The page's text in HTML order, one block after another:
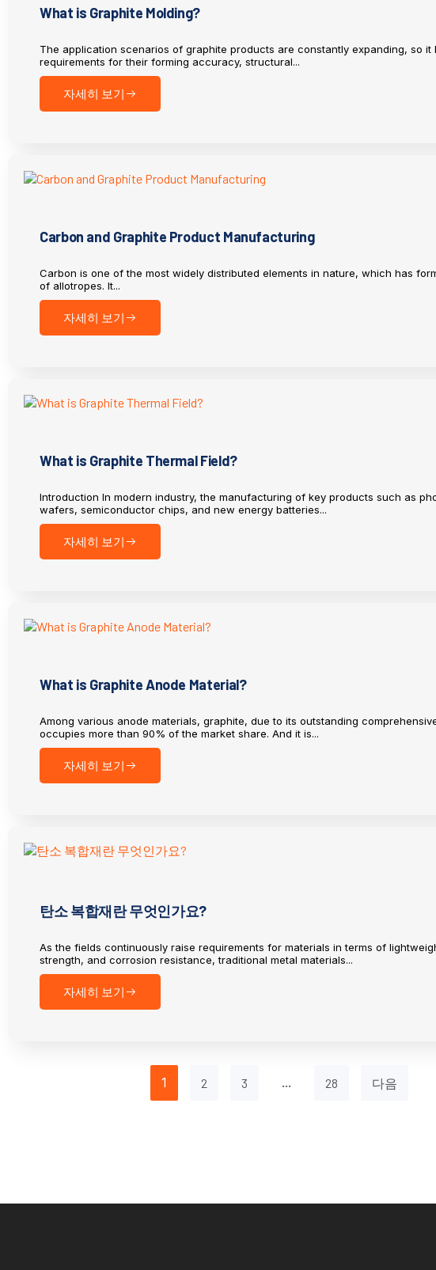
What is Graphite Molding?
The application scenarios of graphite products are constantly expanding, so it
requirements for their forming accuracy, structural...
자세히 보기
Carbon and Graphite Product Manufacturing
Carbon is one of the most widely distributed elements in nature, which has
of allotropes. It...
자세히 보기
What is Graphite Thermal Field?
Introduction In modern industry, the manufacturing of key products such as
wafers, semiconductor chips, and new energy batteries...
자세히 보기
What is Graphite Anode Material?
Among various anode materials, graphite, due to its outstanding
occupies more than 90% of the market share. And it is...
자세히 보기
탄소 복합재란 무엇인가요?
As the fields continuously raise requirements for materials in terms of
strength, and corrosion resistance, traditional metal materials...
자세히 보기
1 2 3 ... 28 다음